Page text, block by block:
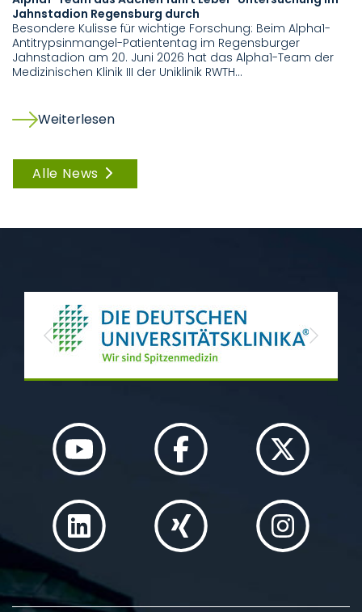
Jahnstadion Regensburg durch
Besondere Kulisse für wichtige Forschung: Beim Alpha1-
Antitrypsinmangel-Patiententag im Regensburger
Jahnstadion am 20. Juni 2026 hat das Alpha1-Team der
Medizinischen Klinik III der Uniklinik RWTH…
Weiterlesen
Alle News
Previous Next